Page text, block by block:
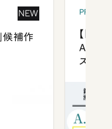
NEW
候補作
【「新
ズプレ